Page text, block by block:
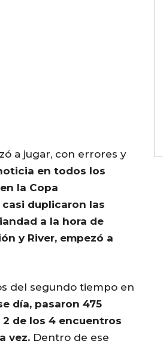
a jugar, con errores y
en todos los
la Copa
duplicaron las
a la hora de
y River, empezó a
del segundo tiempo en
día, pasaron 475
de los 4 encuentros
vez. Dentro de ese